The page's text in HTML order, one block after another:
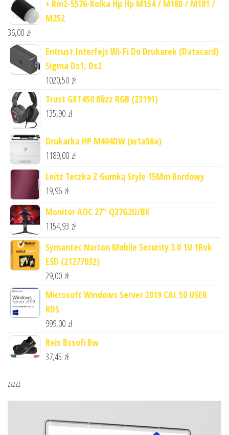
+ Rm2-5576-Rolka Hp Hp M154 / M180 / M181 /
M252
36,00 zł
Entrust Interfejs Wi-Fi Do Drukarek (Datacard)
Sigma Ds1, Ds2
1020,50 zł
Trust GXT450 Blizz RGB (23191)
135,90 zł
Drukarka HP M404DW (w1a56a)
1189,00 zł
Leitz Teczka Z Gumką Style 15Mm Bordowy
19,96 zł
Monitor AOC 27" Q27G2U/BK
1154,93 zł
Symantec Norton Mobile Security 3.0 1U 1Rok
ESD (21277032)
29,00 zł
Microsoft Windows Server 2019 CAL 50 USER
RDS
999,00 zł
Reis Bssofi Bw
37,45 zł
zzzzz